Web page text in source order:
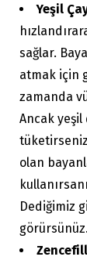
Yeşil
sağlar.
atmak için
zamanda
Ancak yeşil
olan
Dediğimiz
görürsünüz.